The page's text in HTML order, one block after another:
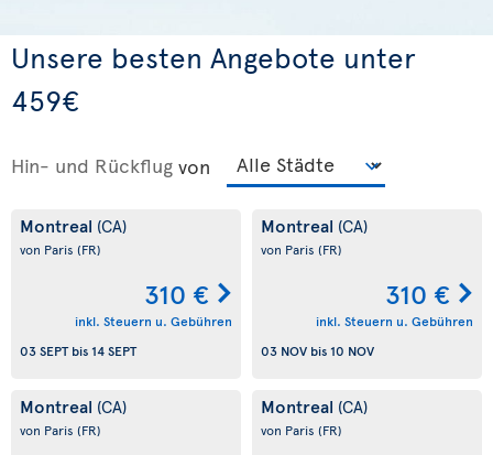
Unsere besten Angebote unter
459€
Hin- und Rückflug von
Montreal (CA)
von Paris (FR)
310 €
inkl. Steuern u. Gebühren
03 SEPTbis 14 SEPT
Montreal (CA)
von Paris (FR)
310 €
inkl. Steuern u. Gebühren
03 NOV bis 10 NOV
Montreal (CA)
von Paris (FR)
Montreal (CA)
von Paris (FR)